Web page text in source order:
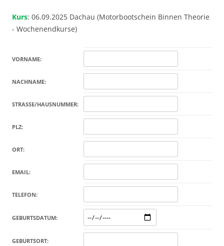
Kurs: 06.09.2025 Dachau (Motorbootschein Binnen Theorie
- Wochenendkurse)
VORNAME:
NACHNAME:
STRASSE/HAUSNUMMER:
PLZ:
ORT:
EMAIL:
TELEFON:
GEBURTSDATUM:
GEBURTSORT: